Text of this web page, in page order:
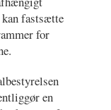
fastsætte
for
en